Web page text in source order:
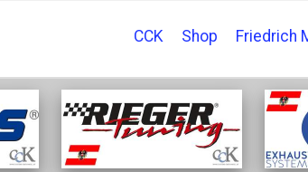
CCK Shop Friedrich
SHOP